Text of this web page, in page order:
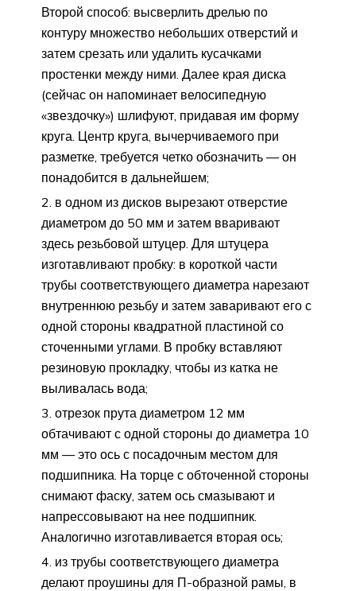
Второй способ: высверлить дрелью по
контуру множество небольших отверстий и
затем срезать или удалить кусачками
простенки между ними. Далее края диска
(сейчас он напоминает велосипедную
«звездочку») шлифуют, придавая им форму
круга. Центр круга, вычерчиваемого при
разметке, требуется четко обозначить — он
понадобится в дальнейшем;
в одном из дисков вырезают отверстие
диаметром до 50 мм и затем вваривают
здесь резьбовой штуцер. Для штуцера
изготавливают пробку: в короткой части
трубы соответствующего диаметра нарезают
внутреннюю резьбу и затем заваривают его с
одной стороны квадратной пластиной со
сточенными углами. В пробку вставляют
резиновую прокладку, чтобы из катка не
выливалась вода;
отрезок прута диаметром 12 мм
обтачивают с одной стороны до диаметра 10
мм — это ось с посадочным местом для
подшипника. На торце с обточенной стороны
снимают фаску, затем ось смазывают и
напрессовывают на нее подшипник.
Аналогично изготавливается вторая ось;
из трубы соответствующего диаметра
делают проушины для П-образной рамы, в